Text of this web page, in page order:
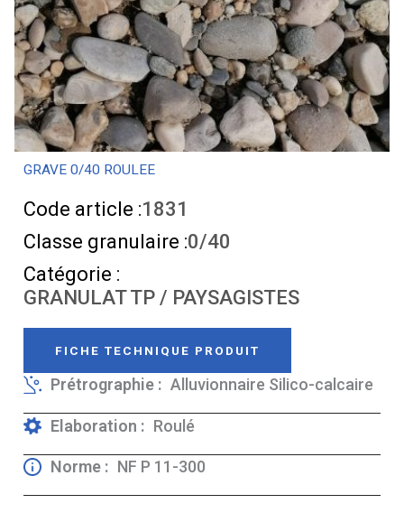
GRAVE 0/40 ROULEE
Code article :1831
Classe granulaire :0/40
Catégorie :
GRANULAT TP / PAYSAGISTES
FICHE TECHNIQUE PRODUIT
Prétrographie : Alluvionnaire Silico-calcaire
Elaboration : Roulé
Norme : NF P 11-300